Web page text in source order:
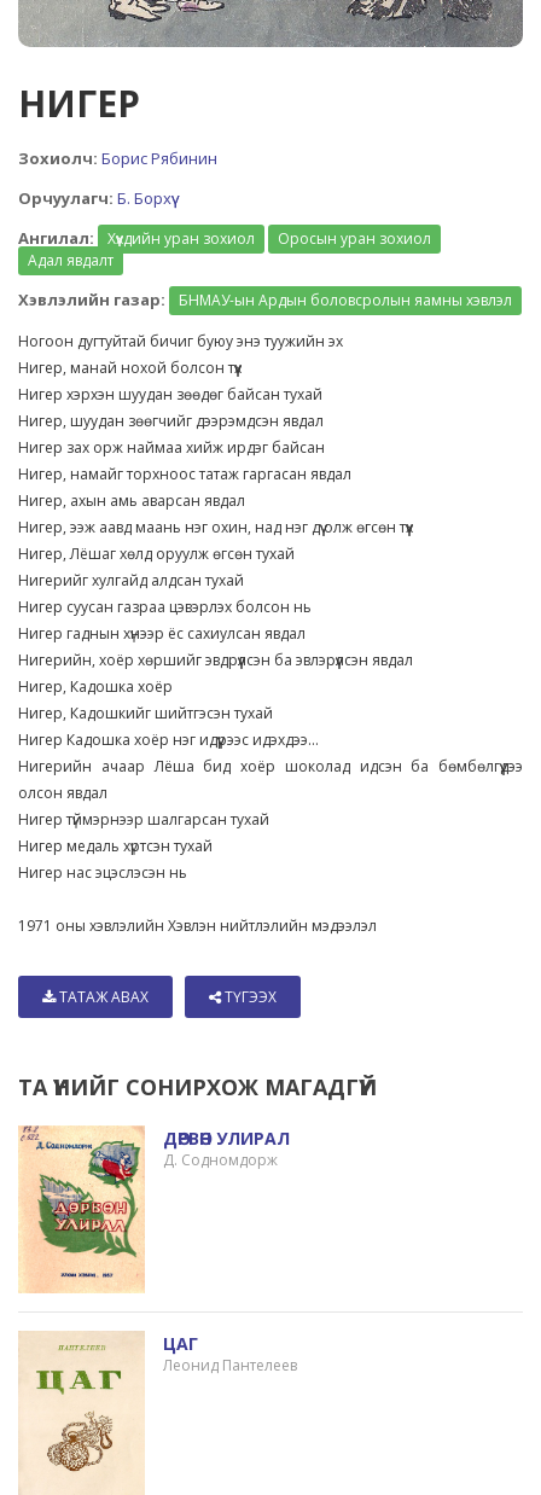
НИГЕР
Зохиолч: Борис Рябинин
Орчуулагч: Б. Борхүү
Ангилал:
Хүүхдийн уран зохиол
Оросын уран зохиол
Адал явдалт
Хэвлэлийн газар:
БНМАУ-ын Ардын боловсролын яамны хэвлэл
Ногоон дугтуйтай бичиг буюу энэ туужийн эх
Нигер, манай нохой болсон түүх
Нигер хэрхэн шуудан зөөдөг байсан тухай
Нигер, шуудан зөөгчийг дээрэмдсэн явдал
Нигер зах орж наймаа хийж ирдэг байсан
Нигер, намайг торхноос татаж гаргасан явдал
Нигер, ахын амь аварсан явдал
Нигер, ээж аавд маань нэг охин, над нэг дүү олж өгсөн түүх
Нигер, Лёшаг хөлд оруулж өгсөн тухай
Нигерийг хулгайд алдсан тухай
Нигер суусан газраа цэвэрлэх болсон нь
Нигер гаднын хүнээр ёс сахиулсан явдал
Нигерийн, хоёр хөршийг эвдрүүлсэн ба эвлэрүүлсэн явдал
Нигер, Кадошка хоёр
Нигер, Кадошкийг шийтгэсэн тухай
Нигер Кадошка хоёр нэг идүүрээс идэхдээ...
Нигерийн ачаар Лёша бид хоёр шоколад идсэн ба бөмбөлгүүдээ
олсон явдал
Нигер түймэрнээр шалгарсан тухай
Нигер медаль хүртсэн тухай
Нигер нас эцэслэсэн нь
1971 оны хэвлэлийн Хэвлэн нийтлэлийн мэдээлэл
ТАТАЖ АВАХ ТҮГЭЭХ
ТА ҮҮНИЙГ СОНИРХОЖ МАГАДГҮЙ
ДӨРВӨН УЛИРАЛ
Д. Содномдорж
ЦАГ
Леонид Пантелеев